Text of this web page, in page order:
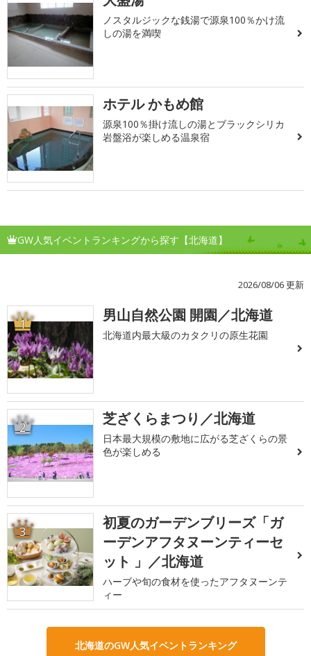
ノスタルジックな銭湯で源泉100％かけ流
しの湯を満喫
ホテル かもめ館
源泉100％掛け流しの湯とブラックシリカ
岩盤浴が楽しめる温泉宿
GW人気イベントランキングから探す【北海道】
2026/08/06 更新
1 男山自然公園 開園／北海道
北海道内最大級のカタクリの原生花園
2 芝ざくらまつり／北海道
日本最大規模の敷地に広がる芝ざくらの景
色が楽しめる
3
初夏のガーデンブリーズ「ガ
ーデンアフタヌーンティーセ
ット 」／北海道
ハーブや旬の食材を使ったアフタヌーンテ
ィー
北海道のGW人気イベントランキング